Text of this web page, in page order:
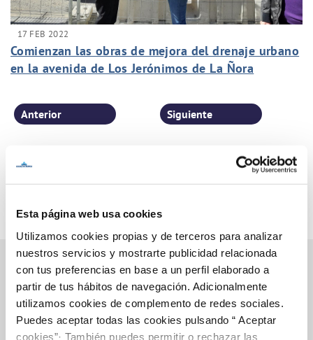
Esta página web usa cookies
Utilizamos cookies propias y de terceros para analizar
nuestros servicios y mostrarte publicidad relacionada
con tus preferencias en base a un perfil elaborado a
partir de tus hábitos de navegación. Adicionalmente
utilizamos cookies de complemento de redes sociales.
Puedes aceptar todas las cookies pulsando “ Aceptar
cookies”· También puedes permitir o rechazar las
17 FEB 2022
Comienzan las obras de mejora del drenaje urbano
en la avenida de Los Jerónimos de La Ñora
Página 26 de 77
Anterior Siguiente
Inicio